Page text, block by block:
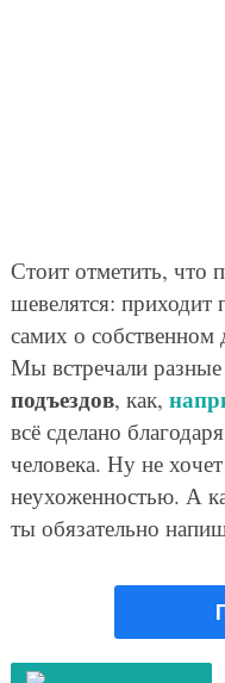
Стоит отметить, что
шевелятся:
самих о собственном
Мы встречали разные
подъездов, как,
всё сделано
человека. Ну не
неухоженностью. А
ты обязательно